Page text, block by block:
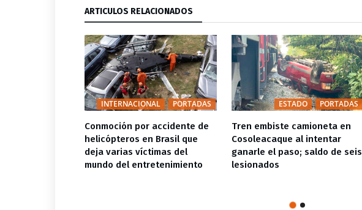
ARTÍCULOS RELACIONADOS
INTERNACIONAL PORTADAS
Conmoción por accidente de
helicópteros en Brasil que
deja varias víctimas del
mundo del entretenimiento
ESTADO PORTADAS
Tren embiste camioneta en
Cosoleacaque al intentar
ganarle el paso; saldo de seis
lesionados